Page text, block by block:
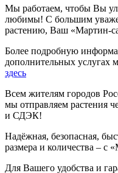
Мы работаем, чтобы Вы
любимы! С большим
растению, Ваш «Мартин-
Более подробную
дополнительных услугах
здесь
Всем жителям городов
мы отправляем растения
и СДЭК!
Надёжная, безопасная,
размера и количества – с
Для Вашего удобства и